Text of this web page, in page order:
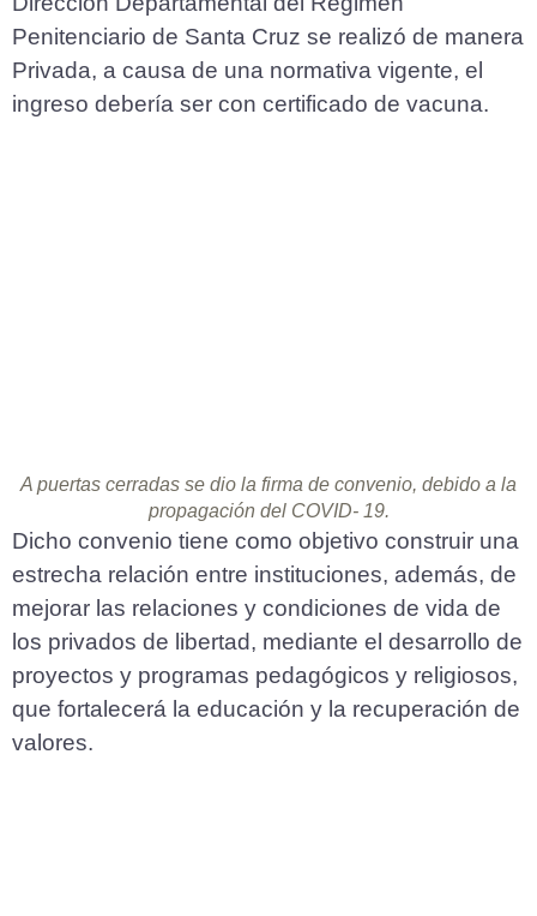
Penitenciario de Santa Cruz se realizó de manera
Privada, a causa de una normativa vigente, el
ingreso debería ser con certificado de vacuna.
A puertas cerradas se dio la firma de convenio, debido a la
propagación del COVID- 19.
Dicho convenio tiene como objetivo construir una
estrecha relación entre instituciones, además, de
mejorar las relaciones y condiciones de vida de
los privados de libertad, mediante el desarrollo de
proyectos y programas pedagógicos y religiosos,
que fortalecerá la educación y la recuperación de
valores.